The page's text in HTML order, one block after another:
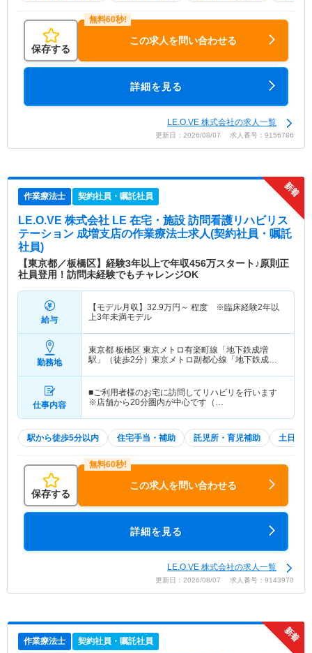
保存する
この求人を問い合わせる
詳細を見る
LE.O.VE 株式会社の求人一覧
更新日：2026/08/07 求人番号：9156786
作業療法士 契約社員・嘱託社員
LE.O.VE 株式会社 LE 在宅・施設 訪問看護リハビリス
テーション 成増支店の作業療法士求人(契約社員・嘱託
社員)
【東京都／板橋区】経験3年以上で年収456万スタート♪原則正
社員登用！訪問未経験でもチャレンジOK
給与
【モデル月収】 32.9万円～ 程度 ※臨床経験2年以
上3年未満モデル
勤務地
東京都 板橋区 東京メトロ有楽町線「地下鉄成増
駅」（徒歩2分）東京メトロ副都心線「地下鉄成増
仕事内容
■ご利用者様のお宅に訪問してリハビリを行います
※店舗から20分圏内が中心です（…
駅から徒歩5分以内 住宅手当・補助 託児所・育児補助 土日祝休
保存する
この求人を問い合わせる
詳細を見る
LE.O.VE 株式会社の求人一覧
更新日：2026/08/07 求人番号：9143970
作業療法士 契約社員・嘱託社員